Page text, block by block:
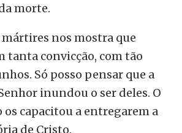
morte.
nos mostra que
tanta convicção, com tão
Só posso pensar que a
inundou o ser deles. O
capacitou a entregarem a
de Cristo.